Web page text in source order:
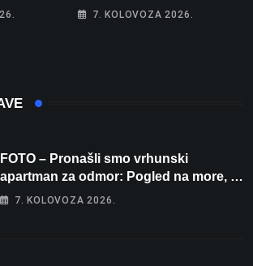
a
auto za tjedan dana, a
7. KOLOVOZA 2026.
FOTO – Pronašli smo vrhunski
apartman za odmor: Pogled na more, tri
spavaće sobe i terasa koja osvaja
7. KOLOVOZA 2026.